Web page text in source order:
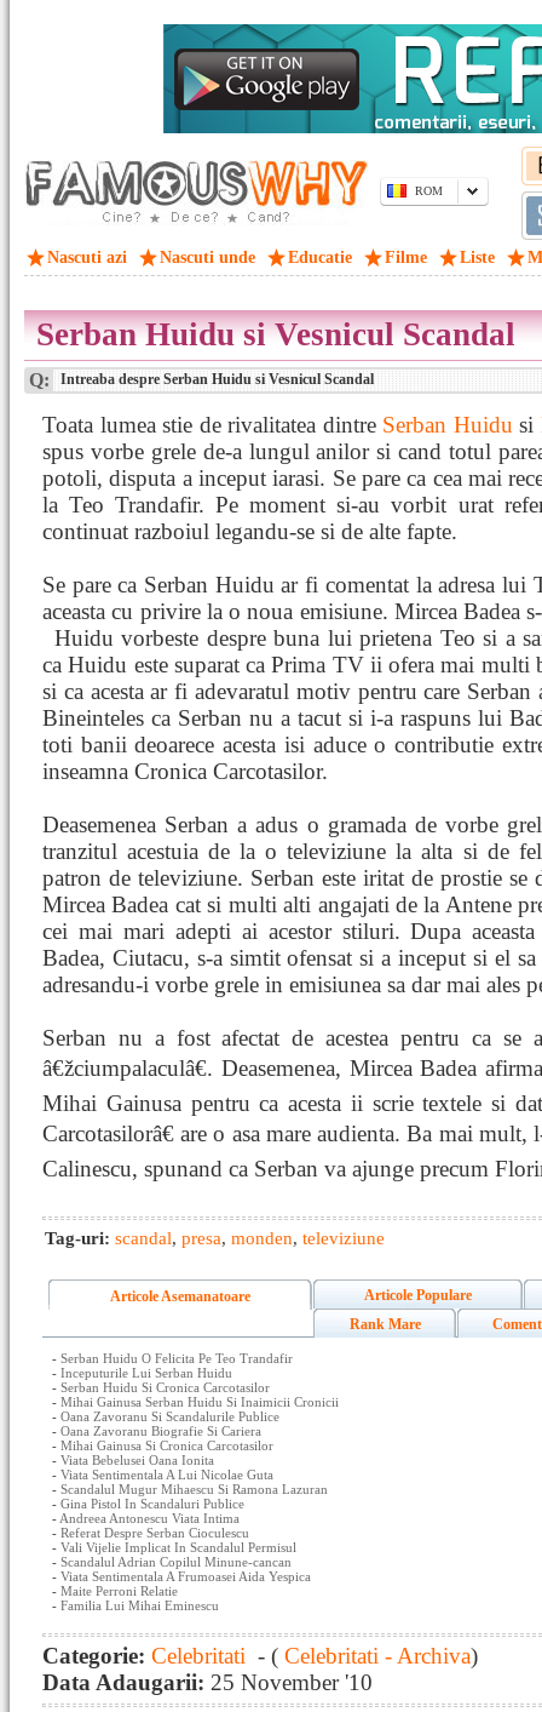
ROM
Nascuti azi Nascuti unde Educatie Filme Liste
Serban Huidu si Vesnicul Scandal
Q: Intreaba despre Serban Huidu si Vesnicul Scandal
Toata lumea stie de rivalitatea dintre Serban Huidu si
spus vorbe grele de-a lungul anilor si cand totul
potoli, disputa a inceput iarasi. Se pare ca cea mai
la Teo Trandafir. Pe moment si-au vorbit urat
continuat razboiul legandu-se si de alte fapte.
Se pare ca Serban Huidu ar fi comentat la adresa lui
aceasta cu privire la o noua emisiune. Mircea Badea
Huidu vorbeste despre buna lui prietena Teo si a
ca Huidu este suparat ca Prima TV ii ofera mai
si ca acesta ar fi adevaratul motiv pentru care Serban
Bineinteles ca Serban nu a tacut si i-a raspuns lui
toti banii deoarece acesta isi aduce o contributie
inseamna Cronica Carcotasilor.
Deasemenea Serban a adus o gramada de vorbe
tranzitul acestuia de la o televiziune la alta si de
patron de televiziune. Serban este iritat de prostie
Mircea Badea cat si multi alti angajati de la Antene
cei mai mari adepti ai acestor stiluri. Dupa
Badea, Ciutacu, s-a simtit ofensat si a inceput si el
adresandu-i vorbe grele in emisiunea sa dar mai ales
Serban nu a fost afectat de acestea pentru ca se
â€žciumpalaculâ€. Deasemenea, Mircea Badea
Mihai Gainusa pentru ca acesta ii scrie textele si
Carcotasilorâ€ are o asa mare audienta. Ba mai
Calinescu, spunand ca Serban va ajunge precum
Tag-uri: scandal, presa, monden, televiziune
Articole Asemanatoare
Articole Populare
Rank Mare
- Serban Huidu O Felicita Pe Teo Trandafir
- Inceputurile Lui Serban Huidu
- Serban Huidu Si Cronica Carcotasilor
- Mihai Gainusa Serban Huidu Si Inaimicii Cronicii
- Oana Zavoranu Si Scandalurile Publice
- Oana Zavoranu Biografie Si Cariera
- Mihai Gainusa Si Cronica Carcotasilor
- Viata Bebelusei Oana Ionita
- Viata Sentimentala A Lui Nicolae Guta
- Scandalul Mugur Mihaescu Si Ramona Lazuran
- Gina Pistol In Scandaluri Publice
- Andreea Antonescu Viata Intima
- Referat Despre Serban Cioculescu
- Vali Vijelie Implicat In Scandalul Permisul
- Scandalul Adrian Copilul Minune-cancan
- Viata Sentimentala A Frumoasei Aida Yespica
- Maite Perroni Relatie
- Familia Lui Mihai Eminescu
Categorie: Celebritati - ( Celebritati - Archiva)
Data Adaugarii: 25 November '10